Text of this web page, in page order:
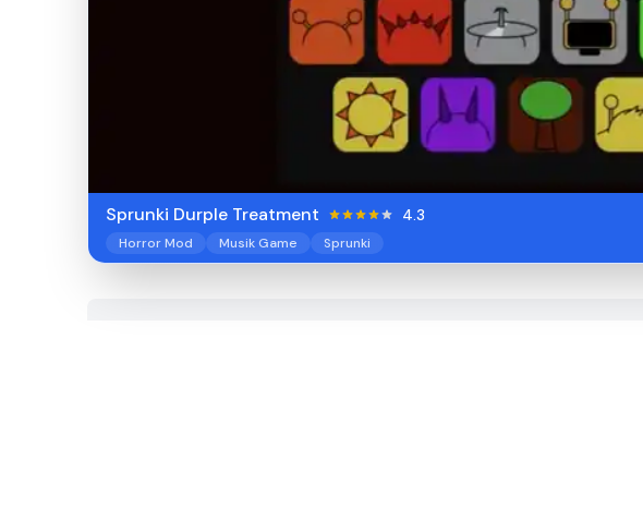
Sprunki Durple Treatment 4.3
Horror Mod Musik Game Sprunki